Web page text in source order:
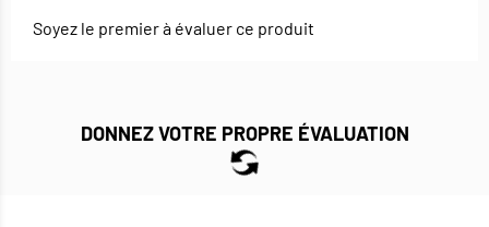
Soyez le premier à évaluer ce produit
DONNEZ VOTRE PROPRE ÉVALUATION